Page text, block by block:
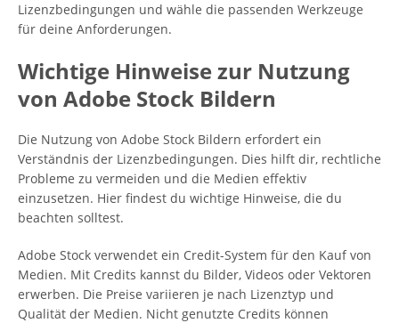
Lizenzbedingungen und wähle die passenden Werkzeuge
für deine Anforderungen.
Wichtige Hinweise zur Nutzung
von Adobe Stock Bildern
Die Nutzung von Adobe Stock Bildern erfordert ein
Verständnis der Lizenzbedingungen. Dies hilft dir, rechtliche
Probleme zu vermeiden und die Medien effektiv
einzusetzen. Hier findest du wichtige Hinweise, die du
beachten solltest.
Adobe Stock verwendet ein Credit-System für den Kauf von
Medien. Mit Credits kannst du Bilder, Videos oder Vektoren
erwerben. Die Preise variieren je nach Lizenztyp und
Qualität der Medien. Nicht genutzte Credits können